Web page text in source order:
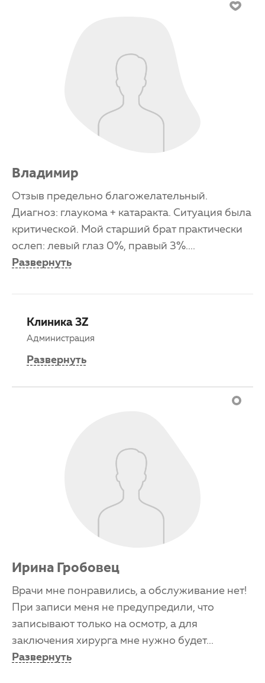
Владимир
Отзыв предельно благожелательный.
Диагноз: глаукома + катаракта. Ситуация была
критической. Мой старший брат практически
ослеп: левый глаз 0%, правый 3%....
Развернуть
Клиника 3Z
Администрация
Развернуть
Ирина Гробовец
Врачи мне понравились, а обслуживание нет!
При записи меня не предупредили, что
записывают только на осмотр, а для
заключения хирурга мне нужно будет...
Развернуть